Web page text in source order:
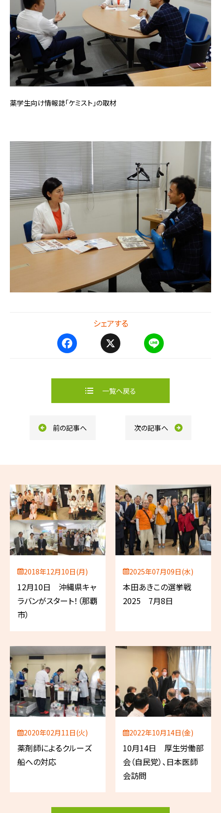
薬学生向け情報誌「ケミスト」の取材
シェアする
e
o
e
一覧へ戻る
前の記事へ 次の記事へ
2018年12月10日(月)
12月10日 沖縄県キャ
ラバンがスタート！（那覇
市）
2025年07月09日(水)
本田あきこの選挙戦
2025 7月8日
2020年02月11日(火)
薬剤師によるクルーズ
船への対応
2022年10月14日(金)
10月14日 厚生労働部
会（自民党）、日本医師
会訪問